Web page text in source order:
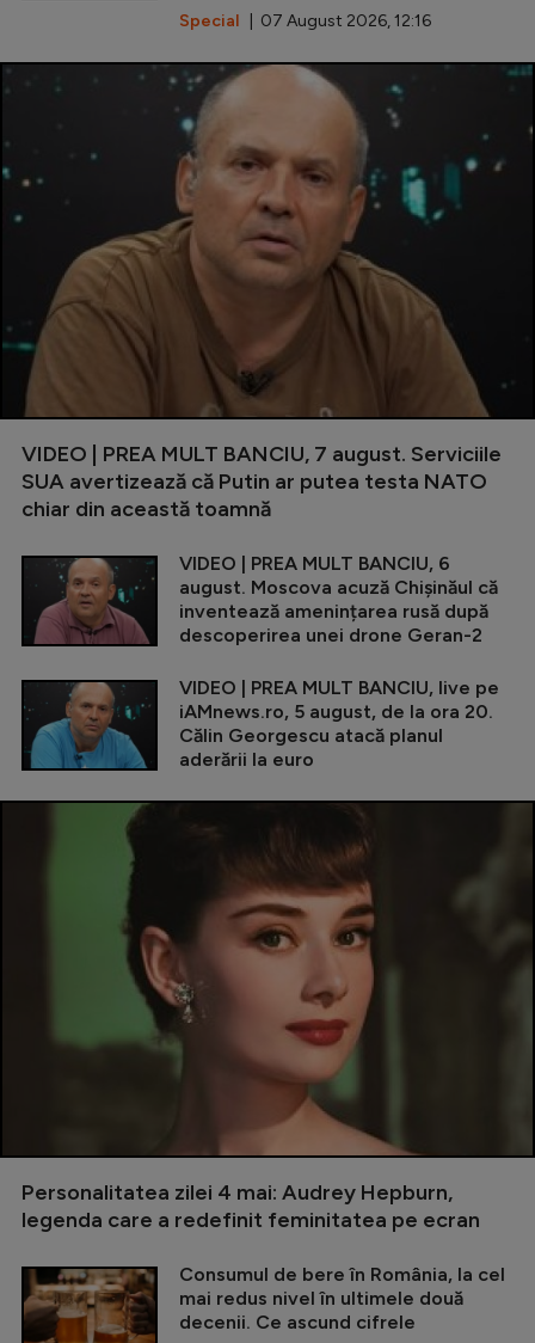
Special | 07 August 2026, 12:16
VIDEO | PREA MULT BANCIU, 7 august. Serviciile
SUA avertizează că Putin ar putea testa NATO
chiar din această toamnă
VIDEO | PREA MULT BANCIU, 6
august. Moscova acuză Chișinăul că
inventează amenințarea rusă după
descoperirea unei drone Geran-2
VIDEO | PREA MULT BANCIU, live pe
iAMnews.ro, 5 august, de la ora 20.
Călin Georgescu atacă planul
aderării la euro
Personalitatea zilei 4 mai: Audrey Hepburn,
legenda care a redefinit feminitatea pe ecran
Consumul de bere în România, la cel
mai redus nivel în ultimele două
decenii. Ce ascund cifrele